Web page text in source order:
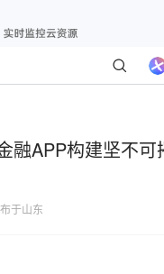
融APP构建坚不可
于山东